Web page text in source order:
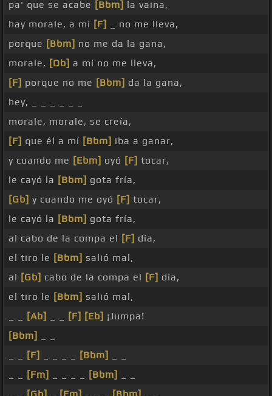
pa' que se acabe [Bbm] la vaina,
hay morale, a mí [F]
_ no me lleva,
porque [Bbm] no me da la gana,
morale, [Db] a mí no me lleva,
[F] porque no me [Bbm] da la gana,
hey, _ _ _ _ _ _
morale, morale, se creía,
[F] que él a mí [Bbm] iba a ganar,
y cuando me [Ebm] oyó [F] tocar,
le cayó la [Bbm] gota fría,
[Gb] y cuando me oyó [F] tocar,
le cayó la [Bbm] gota fría,
al cabo de la compa el [F] día,
el tiro le [Bbm] salió mal,
al [Gb] cabo de la compa el [F] día,
el tiro le [Bbm] salió mal,
[Ab] [F] [Eb] ¡Jumpa!
[Bbm]
[F] [Bbm]
[Fm] [Bbm]